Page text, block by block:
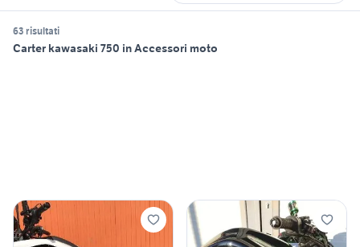
63 risultati
Carter kawasaki 750 in Accessori moto